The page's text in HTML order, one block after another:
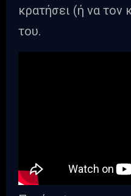
κρατήσει (ή να τον
του.